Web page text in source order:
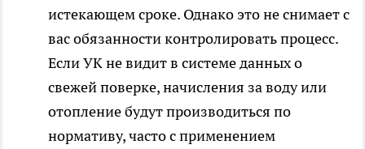
истекающем сроке. Однако это не снимает с
вас обязанности контролировать процесс.
Если УК не видит в системе данных о
свежей поверке, начисления за воду или
отопление будут производиться по
нормативу, часто с применением